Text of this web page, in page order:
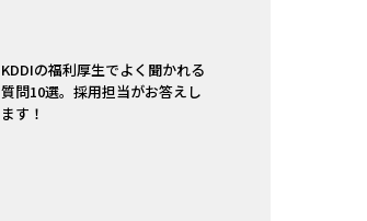
KDDIの福利厚生でよく聞かれる
質問10選。採用担当がお答えし
ます！